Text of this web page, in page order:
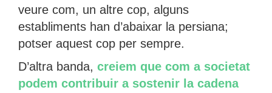
veure com, un altre cop, alguns
establiments han d’abaixar la persiana;
potser aquest cop per sempre.
D’altra banda, creiem que com a societat
podem contribuir a sostenir la cadena